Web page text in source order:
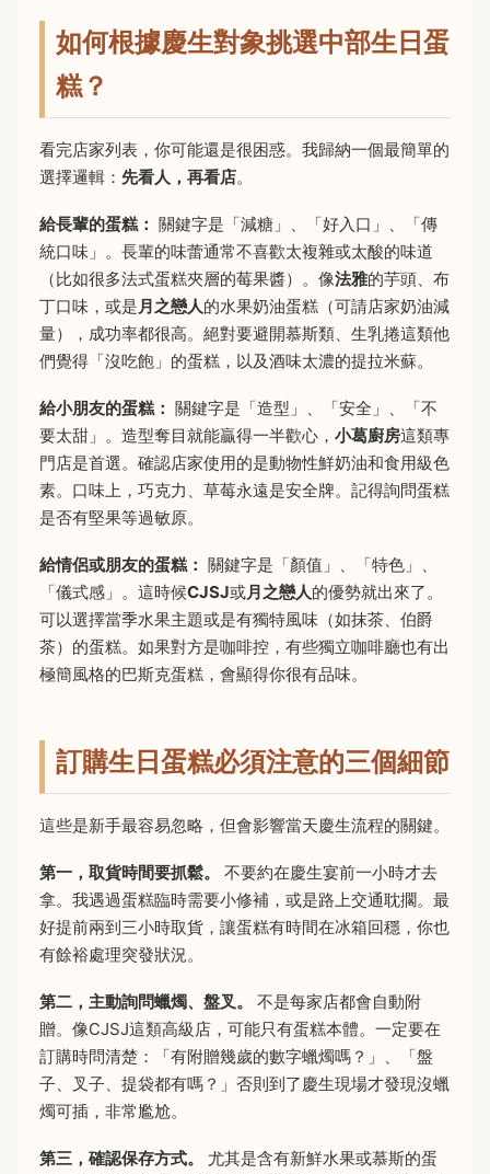
如何根據慶生對象挑選中部生日蛋
糕？
看完店家列表，你可能還是很困惑。我歸納一個最簡單的
選擇邏輯： 先看人，再看店。
給長輩的蛋糕： 關鍵字是「減糖」、「好入口」、「傳
統口味」。長輩的味蕾通常不喜歡太複雜或太酸的味道
（比如很多法式蛋糕夾層的莓果醬）。像法雅的芋頭、布
丁口味，或是月之戀人的水果奶油蛋糕（可請店家奶油減
量），成功率都很高。絕對要避開慕斯類、生乳捲這類他
們覺得「沒吃飽」的蛋糕，以及酒味太濃的提拉米蘇。
給小朋友的蛋糕： 關鍵字是「造型」、「安全」、「不
要太甜」。造型奪目就能贏得一半歡心， 小葛廚房這類專
門店是首選。確認店家使用的是動物性鮮奶油和食用級色
素。口味上，巧克力、草莓永遠是安全牌。記得詢問蛋糕
是否有堅果等過敏原。
給情侶或朋友的蛋糕： 關鍵字是「顏值」、「特色」、
「儀式感」。這時候CJSJ或月之戀人的優勢就出來了。
可以選擇當季水果主題或是有獨特風味（如抹茶、伯爵
茶）的蛋糕。如果對方是咖啡控，有些獨立咖啡廳也有出
極簡風格的巴斯克蛋糕，會顯得你很有品味。
訂購生日蛋糕必須注意的三個細節
這些是新手最容易忽略，但會影響當天慶生流程的關鍵。
第一，取貨時間要抓鬆。
不要約在慶生宴前一小時才去
拿。我遇過蛋糕臨時需要小修補，或是路上交通耽擱。最
好提前兩到三小時取貨，讓蛋糕有時間在冰箱回穩，你也
有餘裕處理突發狀況。
第二，主動詢問蠟燭、盤叉。
不是每家店都會自動附
贈。像CJSJ這類高級店，可能只有蛋糕本體。一定要在
訂購時問清楚：「有附贈幾歲的數字蠟燭嗎？」、「盤
子、叉子、提袋都有嗎？」否則到了慶生現場才發現沒蠟
燭可插，非常尷尬。
第三，確認保存方式。
尤其是含有新鮮水果或慕斯的蛋